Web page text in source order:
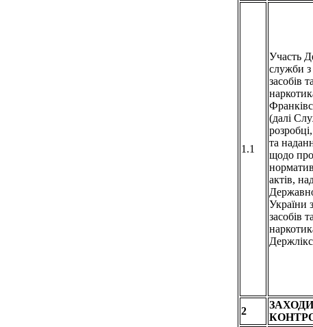
1.1
Участь
служби з
засобів
(далі
та
щодо
актів,
України
засобів
2